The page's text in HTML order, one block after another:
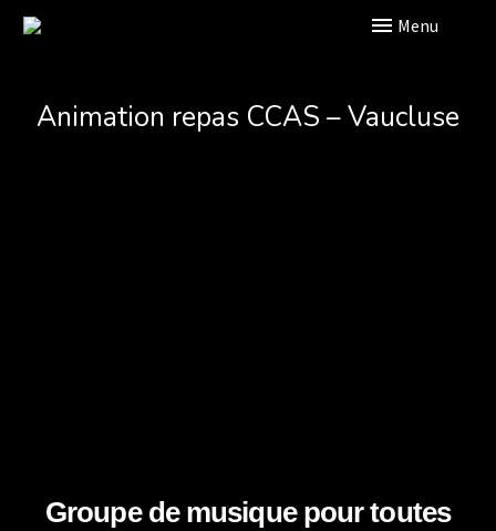
Primary Menu
Animation repas CCAS – Vaucluse
Groupe de musique pour toutes